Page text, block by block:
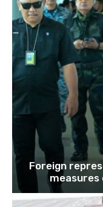
Foreign
measures